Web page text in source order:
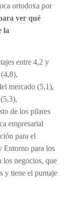
ortodoxa por
ver qué
la
entre 4,2 y
mercado (5,1),
de los pilares
empresarial
para el
Entorno para los
los negocios, que
y tiene el puntaje